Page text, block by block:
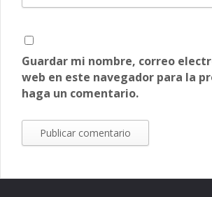
Guardar mi nombre, correo
web en este navegador para la
haga un comentario.